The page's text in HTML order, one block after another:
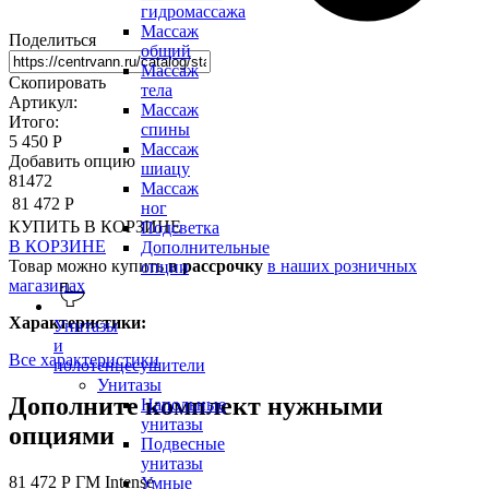
гидромассажа
Массаж
общий
Массаж
тела
Массаж
спины
Массаж
шиацу
Массаж
ног
Подсветка
Дополнительные
опции
Унитазы
и
полотенцесушители
Унитазы
Напольные
унитазы
Подвесные
унитазы
Умные
Поделиться
Скопировать
Артикул:
Итого:
5 450 Р
Добавить опцию
81472
81 472 Р
КУПИТЬ В КОРЗИНЕ
В КОРЗИНЕ
Товар можно купитьв рассрочку в наших розничных
магазинах
Характеристики:
Все характеристики
Дополните комплект нужными
опциями
81 472 Р ГМ Intense